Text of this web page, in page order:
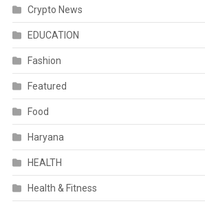
Crypto News
EDUCATION
Fashion
Featured
Food
Haryana
HEALTH
Health & Fitness